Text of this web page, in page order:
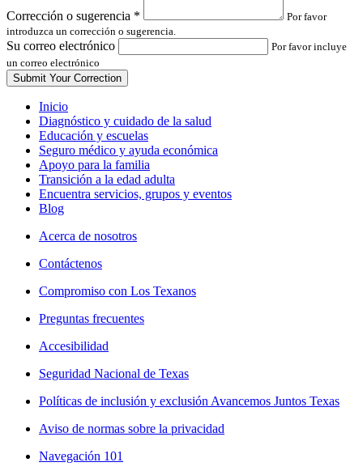
Corrección o sugerencia *
Por favor
introduzca un corrección o sugerencia.
Su correo electrónico
Por favor incluye
un correo electrónico
Inicio
Diagnóstico y cuidado de la salud
Educación y escuelas
Seguro médico y ayuda económica
Apoyo para la familia
Transición a la edad adulta
Encuentra servicios, grupos y eventos
Blog
Acerca de nosotros
Contáctenos
Compromiso con Los Texanos
Preguntas frecuentes
Accesibilidad
Seguridad Nacional de Texas
Políticas de inclusión y exclusión Avancemos Juntos Texas
Aviso de normas sobre la privacidad
Navegación 101